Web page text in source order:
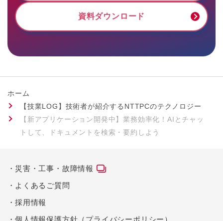
資料ダウンロード
ホーム
【技業LOG】技術者が紹介するNTTPCのテクノロジー
【新アプリケーション開発中】業務効率化！AIとチャッ
トして、ドキュメントを検索・要約しよう
災害・工事・故障情報
よくあるご質問
採用情報
個人情報保護方針（プライバシーポリシー）